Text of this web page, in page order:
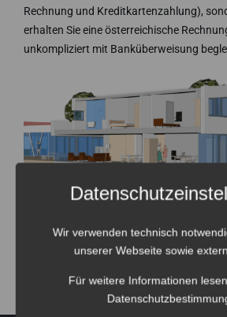
Rechnung und Kreditkartenzahlung),
erhalten Sie eine österreichische
unkompliziert mit Banküberweisung
Wir verwenden technisch
unserer Webseite sowie
Für weitere Informationen